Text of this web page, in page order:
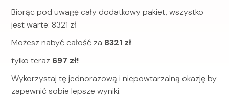
Biorąc pod uwagę cały dodatkowy pakiet, wszystko
jest warte: 8321 zł
Możesz nabyć całość za8321 zł
tylko teraz 697 zł!
Wykorzystaj tę jednorazową i niepowtarzalną okazję by
zapewnić sobie lepsze wyniki.